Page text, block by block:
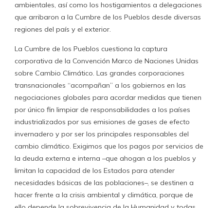
ambientales, así como los hostigamientos a delegaciones
que arribaron a la Cumbre de los Pueblos desde diversas
regiones del país y el exterior.
La Cumbre de los Pueblos cuestiona la captura
corporativa de la Convención Marco de Naciones Unidas
sobre Cambio Climático. Las grandes corporaciones
transnacionales “acompañan” a los gobiernos en las
negociaciones globales para acordar medidas que tienen
por único fin limpiar de responsabilidades a los países
industrializados por sus emisiones de gases de efecto
invernadero y por ser los principales responsables del
cambio climático. Exigimos que los pagos por servicios de
la deuda externa e interna –que ahogan a los pueblos y
limitan la capacidad de los Estados para atender
necesidades básicas de las poblaciones–, se destinen a
hacer frente a la crisis ambiental y climática, porque de